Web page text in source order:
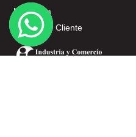
Mi cuenta
Servicio al Cliente